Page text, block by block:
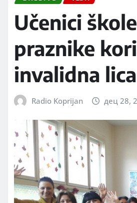
Učenici
praznike
invalidna
Radio Koprijan дец 28,